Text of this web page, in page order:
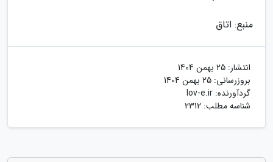
منبع: اتاق
انتشار: 25 بهمن 1404
بروزرسانی: 25 بهمن 1404
گردآورنده: lov-e.ir
شناسه مطلب: 2312